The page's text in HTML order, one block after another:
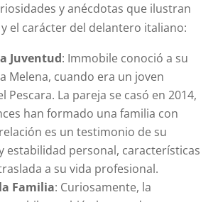
y anécdotas que ilustran
el carácter del delantero italiano:
Juventud: Immobile conoció a su
Melena, cuando era un joven
Pescara. La pareja se casó en 2014,
han formado una familia con
es un testimonio de su
estabilidad personal, características
a su vida profesional.
Familia: Curiosamente, la